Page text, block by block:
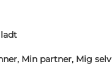
Min partner, Mig selv